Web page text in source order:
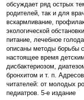
обсуждает ряд острых
родителей, так и для
вскармливание,
экологической
питание, лечебное
описаны методы борьбы
настоящее время
дисбактериозом,
бронхитом и т. п.
читателей: от молодых
педиатров. 5-е издание